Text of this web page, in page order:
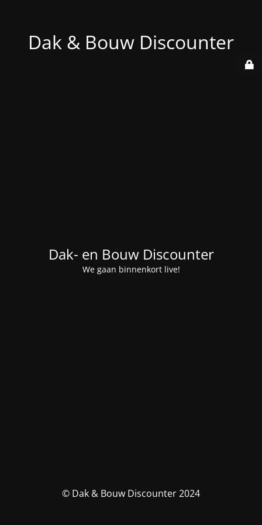
Dak & Bouw Discounter
Dak- en Bouw Discounter
We gaan binnenkort live!
© Dak & Bouw Discounter 2024